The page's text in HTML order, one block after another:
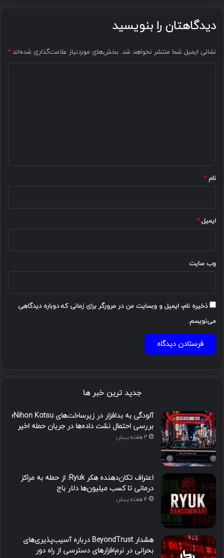
دیدگاهتان را بنویسید
نشانی ایمیل شما منتشر نخواهد شد. بخش‌های موردنیاز علامت‌گذاری شده‌اند*
نام*
ایمیل*
وب‌ سایت
ذخیره نام، ایمیل و وبسایت من در مرورگر برای زمانی که دوباره دیدگاهی
می‌نویسم.
جدید ترین خبر ها
آلودگی به بدافزار در زیرساخت‌های Nihon Kotsu؛
بررسی احتمال نشت داده‌ها در جریان حمله اخیر
3 هفته پیش
اعتراف تکان‌دهنده هکر Ryuk: از حمله به مراکز
درمانی تا کسب میلیون‌ها دلار باج
4 هفته پیش
هشدار BeyondTrust درباره آسیب‌پذیری‌های
بحرانی در نرم‌افزارهای دسترسی از راه دور